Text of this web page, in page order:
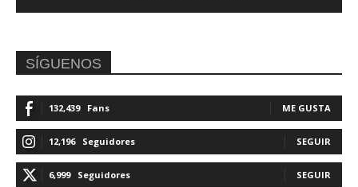
SÍGUENOS
132,439 Fans ME GUSTA
12,196 Seguidores SEGUIR
6,999 Seguidores SEGUIR